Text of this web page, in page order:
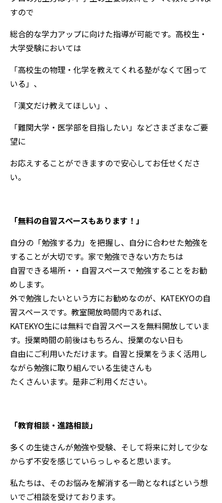
すので
総合的な学力アップに向けた指導が可能です。高校生・
大学受験においては
「高校生の物理・化学を教えてくれる塾がなくて困って
いる」、
「漢文だけ教えてほしい」、
「難関大学・医学部を目指したい」などさまざまなご要
望に
お応えすることができますので安心してお任せくださ
い。
「無料の自習スペースもあります！」
自分の「勉強する力」を把握し、自分に合わせた勉強を
することが大切です。家で勉強できない方たちは
自習できる場所・・自習スペースで勉強することをお勧
めします。
外で勉強したいという方にお勧めなのが、KATEKYOの自
習スペースです。教室開放時間内であれば、
KATEKYO生には無料で自習スペースを無料開放していま
す。授業時間の前後はもちろん、授業のない日も
自由にご利用いただけます。自習と授業をうまく活用し
ながら勉強に取り組んでいる生徒さんも
たくさんいます。是非ご利用ください。
「教育相談・進路相談」
多くの生徒さんが勉強や受験、そして将来に対して少な
からず不安を感じていらっしゃると思います。
私たちは、そのお悩みを解消する一助となればという想
いでご相談を受けております。